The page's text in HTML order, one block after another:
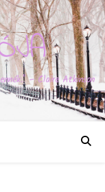
– Claire Atkinson